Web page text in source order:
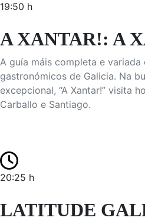
19:50 h
A XANTAR!: A
A guía máis completa e
gastronómicos de Galicia. Na
excepcional, “A Xantar!” visita
Carballo e Santiago.
20:25 h
LATITUDE